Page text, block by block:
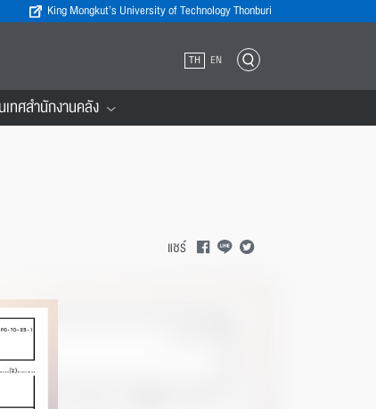
King Mongkut’s University of Technology Thonburi
TH EN
เทศสำนักงานคลัง
แชร์